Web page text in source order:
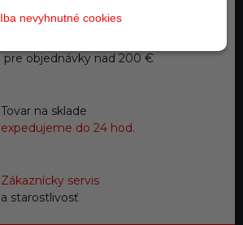
Iba nevyhnutné cookies
pre objednávky nad 200 €
Tovar na sklade
expedujeme do 24 hod.
Zákaznícky servis
a starostlivosť